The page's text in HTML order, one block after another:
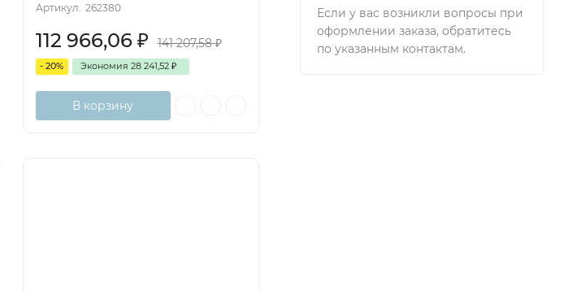
Артикул: 262380
112 966,06 ₽ 141 207,58₽
- 20% Экономия 28 241,52 ₽
В корзину
Если у вас возникли вопросы при
оформлении заказа, обратитесь
по указанным контактам.